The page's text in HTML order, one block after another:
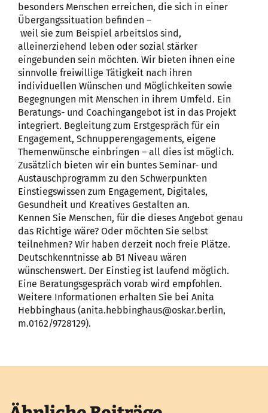
besonders Menschen erreichen, die sich in einer
Übergangssituation befinden –
weil sie zum Beispiel arbeitslos sind,
alleinerziehend leben oder sozial stärker
eingebunden sein möchten. Wir bieten ihnen eine
sinnvolle freiwillige Tätigkeit nach ihren
individuellen Wünschen und Möglichkeiten sowie
Begegnungen mit Menschen in ihrem Umfeld. Ein
Beratungs- und Coachingangebot ist in das Projekt
integriert. Begleitung zum Erstgespräch für ein
Engagement, Schnupperengagements, eigene
Themenwünsche einbringen – all dies ist möglich.
Zusätzlich bieten wir ein buntes Seminar- und
Austauschprogramm zu den Schwerpunkten
Einstiegswissen zum Engagement, Digitales,
Gesundheit und Kreatives Gestalten an.
Kennen Sie Menschen, für die dieses Angebot genau
das Richtige wäre? Oder möchten Sie selbst
teilnehmen? Wir haben derzeit noch freie Plätze.
Deutschkenntnisse ab B1 Niveau wären
wünschenswert. Der Einstieg ist laufend möglich.
Eine Beratungsgespräch vorab wird empfohlen.
Weitere Informationen erhalten Sie bei Anita
Hebbinghaus (anita.hebbinghaus@oskar.berlin,
m.0162/9728129).